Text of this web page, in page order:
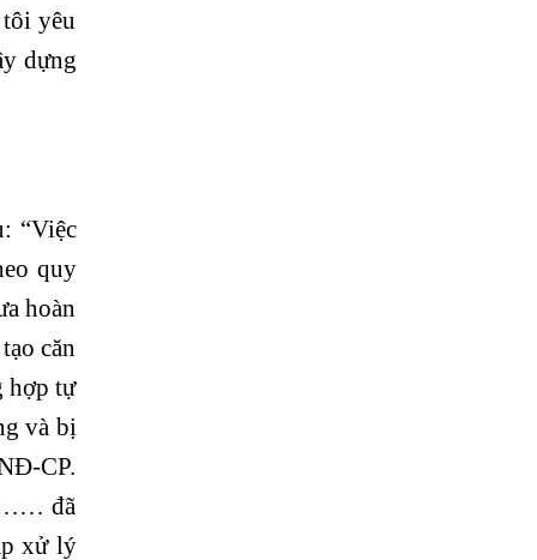
yêu
dựng
“Việc
quy
hoàn
căn
hợp tự
và bị
CP.
đã
xử lý